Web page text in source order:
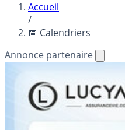
Accueil
/
📅 Calendriers
Annonce partenaire